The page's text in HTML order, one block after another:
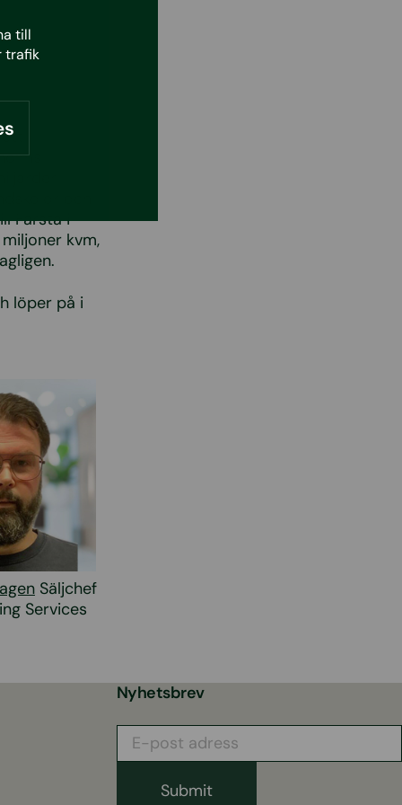
till
trafik
Farsta i
kvm,
löper på i
Säljchef
Services
Nyhetsbrev
E-
post